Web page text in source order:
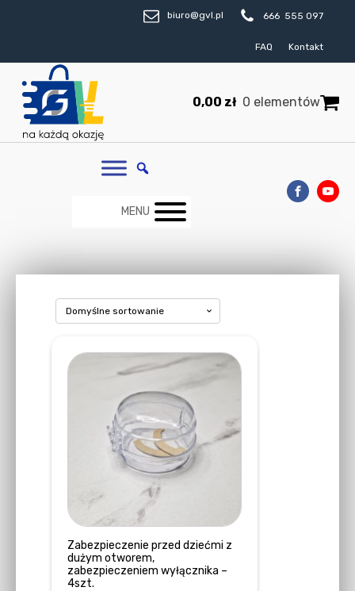
biuro@gvl.pl 666 555 097
FAQ Kontakt
0,00 zł 0 elementów
MENU
Zabezpieczenie przed dziećmi z
dużym otworem,
zabezpieczeniem wyłącznika –
4szt.